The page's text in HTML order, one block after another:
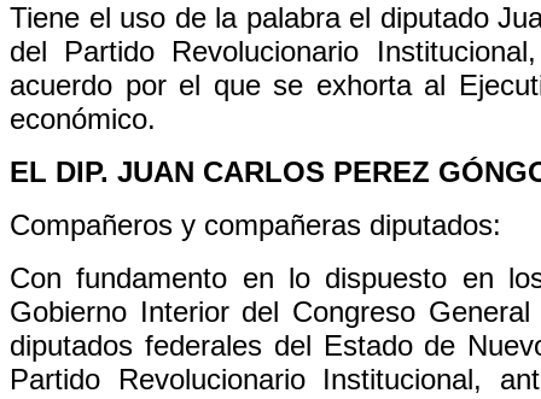
Tiene el uso de la palabra el diputado
del Partido Revolucionario
acuerdo por el que se exhorta al
económico.
EL DIP. JUAN CARLOS PEREZ
Compañeros y compañeras diputados:
Con fundamento en lo dispuesto en
Gobierno Interior del Congreso
diputados federales del Estado de
Partido Revolucionario Institucional,